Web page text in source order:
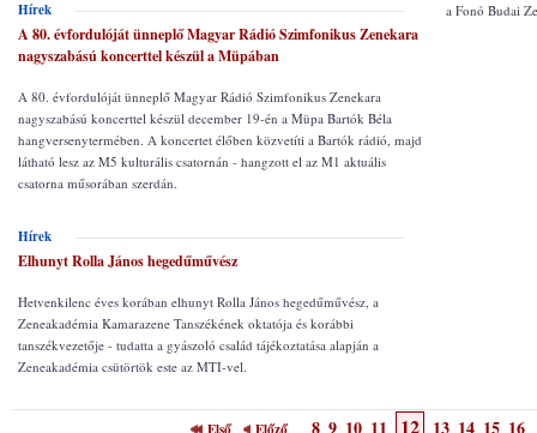
Hírek
A 80. évfordulóját ünneplő Magyar Rádió Szimfonikus Zenekara
nagyszabású koncerttel készül a Müpában
A 80. évfordulóját ünneplő Magyar Rádió Szimfonikus Zenekara
nagyszabású koncerttel készül december 19-én a Müpa Bartók Béla
hangversenytermében. A koncertet élőben közvetíti a Bartók rádió, majd
látható lesz az M5 kulturális csatornán - hangzott el az M1 aktuális
csatorna műsorában szerdán.
Hírek
Elhunyt Rolla János hegedűművész
Hetvenkilenc éves korában elhunyt Rolla János hegedűművész, a
Zeneakadémia Kamarazene Tanszékének oktatója és korábbi
tanszékvezetője - tudatta a gyászoló család tájékoztatása alapján a
Zeneakadémia csütörtök este az MTI-vel.
a Fonó Budai
8 9 10 11 12 13 14 15 16